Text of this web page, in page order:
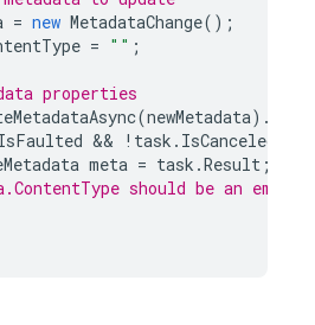
= new MetadataChange();
= "" ;
properties
(newMetadata).
&& ! task . IsCanceled
meta = task .Result ;
should be an empty